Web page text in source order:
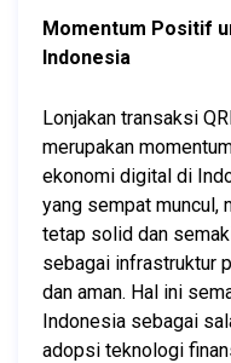
Momentum Positif
Indonesia
Lonjakan transaksi
merupakan
ekonomi digital di
yang sempat muncul,
tetap solid dan
sebagai infrastruktur
dan aman. Hal ini
Indonesia sebagai
adopsi teknologi